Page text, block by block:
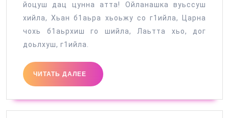
йоцуш дац цунна атта! Ойланашка вуьссуш
хийла, Хьан б1аьра хьоьжу со г1ийла, Царна
чохь б1аьрхиш го шийла, Лаьтта хьо, дог
доьлхуш, г1ийла.
ЧИТАТЬ ДАЛЕЕ
ЧИТАТЬ
ДАЛЕЕ